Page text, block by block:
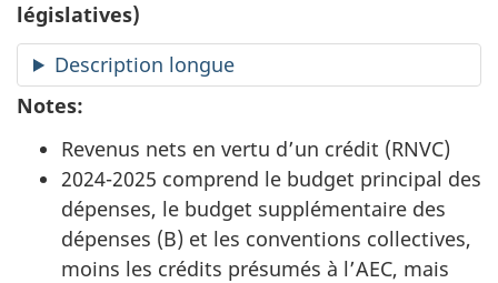
législatives)
Description longue
Notes:
Revenus nets en vertu d’un crédit (RNVC)
2024-2025 comprend le budget principal des
dépenses, le budget supplémentaire des
dépenses (B) et les conventions collectives,
moins les crédits présumés à l’AEC, mais